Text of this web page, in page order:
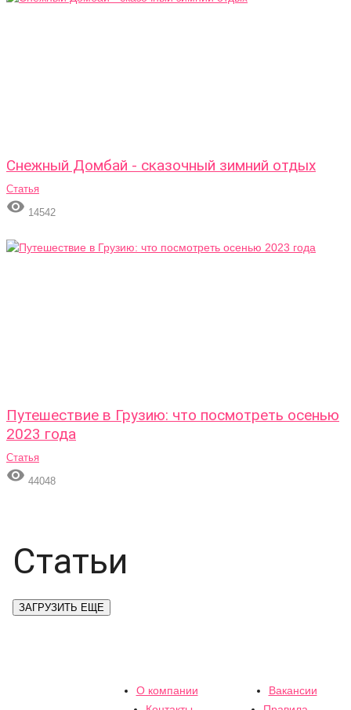
Снежный Домбай - сказочный зимний отдых
Статья
 14542
Путешествие в Грузию: что посмотреть осенью
2023 года
Статья
 44048
Статьи
ЗАГРУЗИТЬ ЕЩЕ
О компании
Вакансии